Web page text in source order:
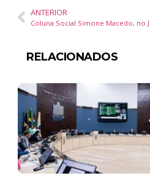
ANTERIOR
Coluna Social Simone Macedo, no
RELACIONADOS